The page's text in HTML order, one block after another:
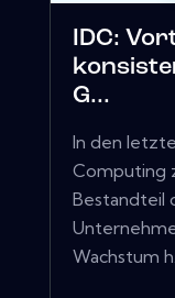
IDC:
G...
In den
Computing
Bestandteil
Wachstum